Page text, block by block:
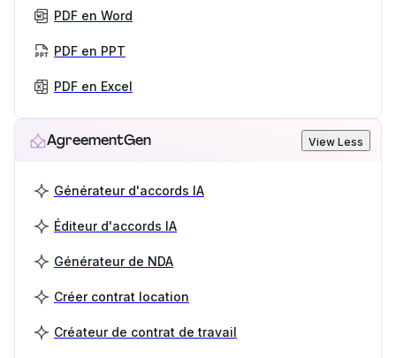
PDF en Word
PDF en PPT
PDF en Excel
AgreementGen View Less
Générateur d'accords IA
Éditeur d'accords IA
Générateur de NDA
Créer contrat location
Créateur de contrat de travail